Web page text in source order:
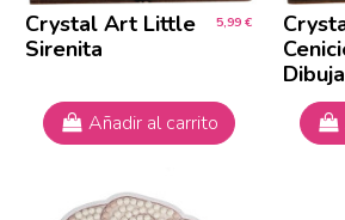
Crystal Art Little
Sirenita
5,99 €
Añadir al carrito